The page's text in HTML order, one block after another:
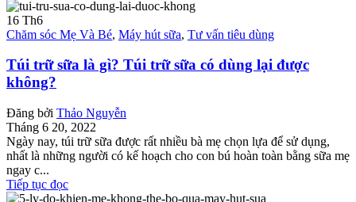
16 Th6
Chăm sóc Mẹ Và Bé, Máy hút sữa, Tư vấn tiêu dùng
Túi trữ sữa là gì? Túi trữ sữa có dùng lại được
không?
Đăng bởi Thảo Nguyễn
Tháng 6 20, 2022
Ngày nay, túi trữ sữa được rất nhiều bà mẹ chọn lựa để sử dụng,
nhất là những người có kế hoạch cho con bú hoàn toàn bằng sữa mẹ
ngay c...
Tiếp tục đọc